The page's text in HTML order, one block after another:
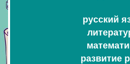
русский
развитие